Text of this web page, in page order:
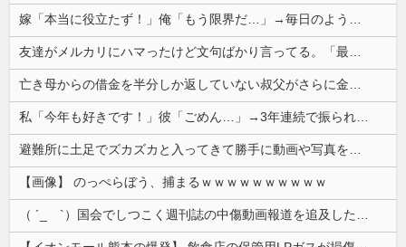
【画像】 のっぺらぼう、捕まるｗｗｗｗｗｗｗｗｗｗ